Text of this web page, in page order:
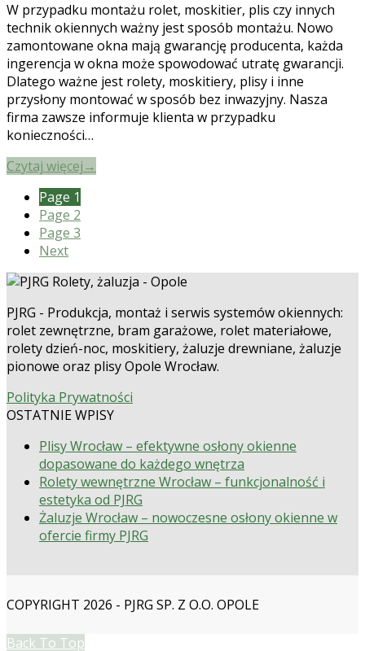
W przypadku montażu rolet, moskitier, plis czy innych
technik okiennych ważny jest sposób montażu. Nowo
zamontowane okna mają gwarancję producenta, każda
ingerencja w okna może spowodować utratę gwarancji.
Dlatego ważne jest rolety, moskitiery, plisy i inne
przysłony montować w sposób bez inwazyjny. Nasza
firma zawsze informuje klienta w przypadku
konieczności…
Czytaj więcej→
Page 1
Page 2
Page 3
Next
PJRG - Produkcja, montaż i serwis systemów okiennych:
rolet zewnętrzne, bram garażowe, rolet materiałowe,
rolety dzień-noc, moskitiery, żaluzje drewniane, żaluzje
pionowe oraz plisy Opole Wrocław.
Polityka Prywatności
OSTATNIE WPISY
Plisy Wrocław – efektywne osłony okienne
dopasowane do każdego wnętrza
Rolety wewnętrzne Wrocław – funkcjonalność i
estetyka od PJRG
Żaluzje Wrocław – nowoczesne osłony okienne w
ofercie firmy PJRG
COPYRIGHT 2026 - PJRG SP. Z O.O. OPOLE
Back To Top